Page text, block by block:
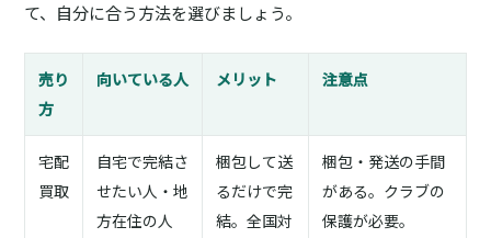
て、自分に合う方法を選びましょう。
売り
方
向いている人 メリット 注意点
宅配
買取
自宅で完結さ
せたい人・地
方在住の人
梱包して送
るだけで完
結。全国対
梱包・発送の手間
がある。クラブの
保護が必要。